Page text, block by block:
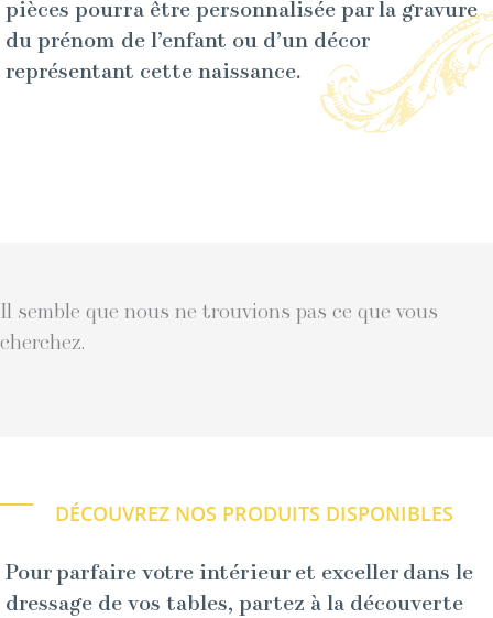
pièces pourra être personnalisée par la gravure
du prénom de l’enfant ou d’un décor
représentant cette naissance.
Il semble que nous ne trouvions pas ce que vous
cherchez.
DÉCOUVREZ NOS PRODUITS DISPONIBLES
Pour parfaire votre intérieur et exceller dans le
dressage de vos tables, partez à la découverte